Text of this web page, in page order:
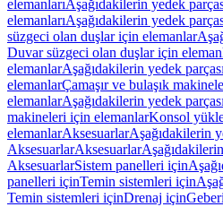
elemanlarıAşağıdakilerin yedek
elemanlarıAşağıdakilerin yedek
süzgeci olan duşlar için elemanlar
Duvar süzgeci olan duşlar için
elemanlarAşağıdakilerin yedek
elemanlarÇamaşır ve bulaşık
elemanlarAşağıdakilerin yedek
makineleri için elemanlarKonsol
elemanlarAksesuarlarAşağıdakilerin
AksesuarlarAksesuarlar
AksesuarlarSistem panelleri için
panelleri içinTemin sistemleri için
Temin sistemleri içinDrenaj için